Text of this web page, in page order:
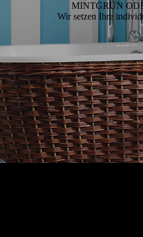
MINTGRÜN
Wir setzen Ihre